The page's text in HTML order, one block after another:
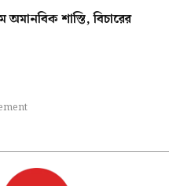
শাস্তি, বিচারের